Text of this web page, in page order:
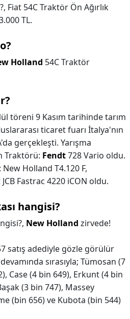
Fiat 54C Traktör Ön Ağırlık
TL.
Holland 54C Traktör
töreni 9 Kasım tarihinde tarım
ticaret fuarı İtalya'nın
gerçekleşti. Yarışma
Traktörü: Fendt728 Vario oldu.
Holland T4.120 F,
Fastrac 4220 iCON oldu.
hangisi?
New Holland zirvede!
satış adediyle gözle görülür
sırasıyla; Tümosan (7
Case (4 bin 649), Erkunt (4 bin
(3 bin 747), Massey
(bin 656) ve Kubota (bin 544)